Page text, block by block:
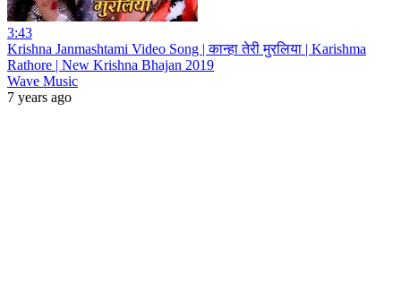
3:43
Krishna Janmashtami Video Song | कान्हा तेरी मुरलिया | Karishma
Rathore | New Krishna Bhajan 2019
Wave Music
7 years ago